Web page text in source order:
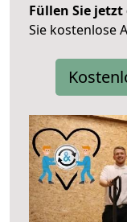
Füllen Sie
Sie kostenlose